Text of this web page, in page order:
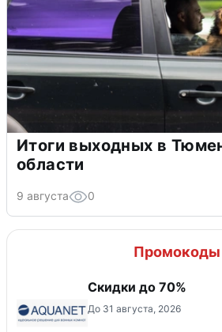
Итоги выходных в
области
9 августа 0
Промокоды
Скидки до 70%
До 31 августа, 2026